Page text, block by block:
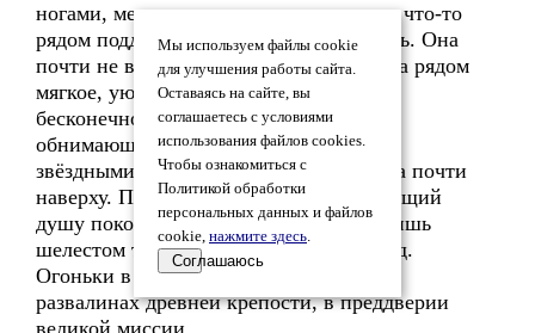
ногами, мешая держать равновесие, но что-то
рядом поддерживало её, не давая упасть. Она
почти не видела Петьку, лишь ощущала рядом
мягкое, уютное тепло. Душа тонула в
бесконечности, погружаясь в черноту
обнимающего холм неба и отзываясь
звёздными вспышками. Ещё шаг… Она почти
наверху. Под ней – странный, обнимающий
душу покой. Молчание, нарушаемое лишь
шелестом травы и тихим треском цикад.
Огоньки в окнах домов. И она – на
развалинах древней крепости, в преддверии
великой миссии…
Мы используем файлы cookie
для улучшения работы сайта.
Оставаясь на сайте, вы
соглашаетесь с условиями
использования файлов cookies.
Чтобы ознакомиться с
Политикой обработки
персональных данных и файлов
cookie, нажмите здесь.
Соглашаюсь